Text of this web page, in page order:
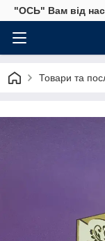
"ОСЬ" Вам від
Товари та